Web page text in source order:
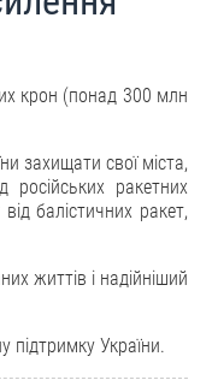
крон (понад 300 млн
захищати свої міста,
російських ракетних
балістичних ракет,
життів і надійніший
підтримку України.